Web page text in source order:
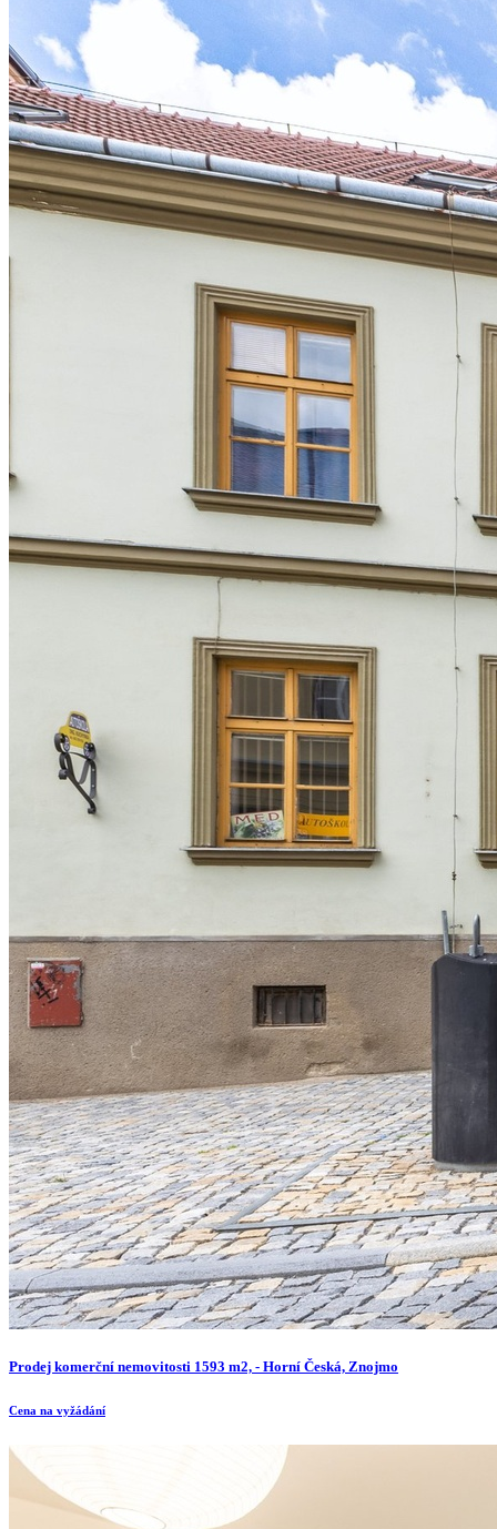
Prodej komerční nemovitosti 1593 m2, - Horní Česká, Znojmo
Cena na vyžádání